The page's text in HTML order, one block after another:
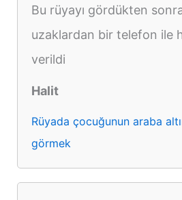
Bu rüyayı gördükten
uzaklardan bir telefon ile
verildi
Halit
Rüyada çocuğunun araba
görmek